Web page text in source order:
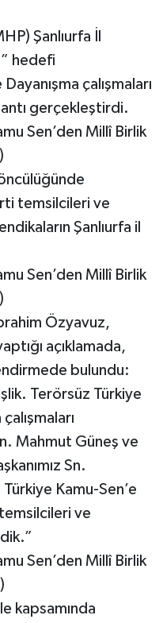
Şanlıurfa İl
hedefi
çalışmaları
gerçekleştirdi.
Sen’den Millî Birlik
öncülüğünde
temsilcileri ve
Şanlıurfa il
Sen’den Millî Birlik
Özyavuz,
açıklamada,
bulundu:
Terörsüz Türkiye
Mahmut Güneş ve
Sn.
Kamu-Sen’e
temsilcileri ve
Sen’den Millî Birlik
kapsamında